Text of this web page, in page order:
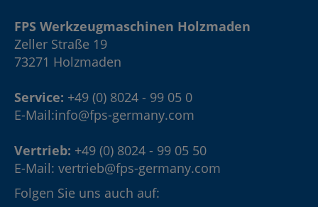
FPS Werkzeugmaschinen Holzmaden
Zeller Straße 19
73271 Holzmaden
Service: +49 (0) 8024 - 99 05 0
E-Mail:info@fps-germany.com
Vertrieb: +49 (0) 8024 - 99 05 50
E-Mail: vertrieb@fps-germany.com
Folgen Sie uns auch auf: